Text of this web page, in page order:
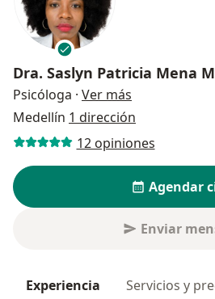
Dra. Saslyn Patricia Mena
Psicóloga · Ver más
Medellín 1 dirección
12 opiniones
Agendar
Enviar
Experiencia Servicios y